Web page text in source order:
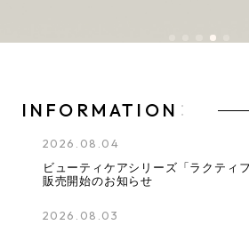
［ 月～金 10:00～16:00 ｜ 土日・祝
INFORMATION
2026.08.04
ビューティケアシリーズ「ラクティ
販売開始のお知らせ
2026.08.03